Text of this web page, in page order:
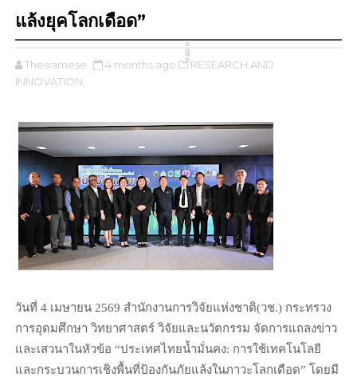
แล้งยุคโลกเดือด”
Thesiamese 4 months ago
ิิีิิิิิRESEARCH AND
INNOVATION,
วันที่ 4 เมษายน 2569 สำนักงานการวิจัยแห่งชาติ(วช.) กระทรวง
การอุดมศึกษา วิทยาศาสตร์ วิจัยและนวัตกรรม จัดการแถลงข่าว
และเสวนาในหัวข้อ “ประเทศไทยน้ำมั่นคง: การใช้เทคโนโลยี
และกระบวนการเชิงพื้นที่ป้องกันภัยแล้งในภาวะโลกเดือด” โดยมี